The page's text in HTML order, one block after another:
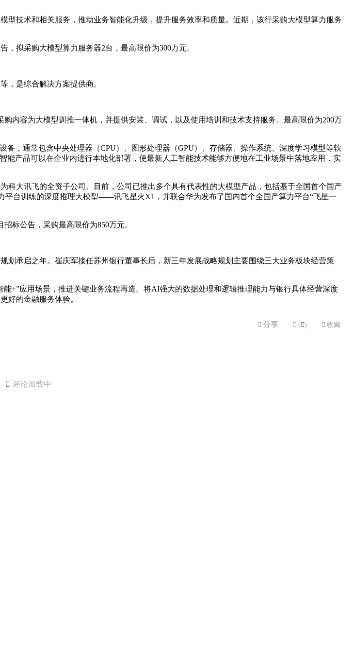
型技术和相关服务，推动业务智能化升级，提升服务效率和质量。近期，该行采购大模型算力服务
，拟采购大模型算力服务器2台，最高限价为300万元。
，是综合解决方案提供商。
内容为大模型训推一体机，并提供安装、调试，以及使用培训和技术支持服务。最高限价为200万
，通常包含中央处理器（CPU）、图形处理器（GPU）、存储器、操作系统、深度学习模型等软
产品可以在企业内进行本地化部署，使最新人工智能技术能够方便地在工业场景中落地应用，实
科大讯飞的全资子公司。目前，公司已推出多个具有代表性的大模型产品，包括基于全国首个国产
台训练的深度推理大模型——讯飞星火X1，并联合华为发布了国内首个全国产算力平台“飞星一
标公告，采购最高限价为850万元。
划承启之年。崔庆军接任苏州银行董事长后，新三年发展战略规划主要围绕三大业务板块经营策
+”应用场景，推进关键业务流程再造。将AI强大的数据处理和逻辑推理能力与银行具体经营深度
好的金融服务体验。
 分享  ( )  收藏
 评论加载中